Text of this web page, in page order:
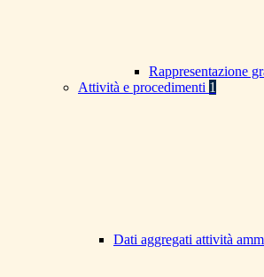
Rappresentazione
Attività e procedimenti 1
Dati aggregati attività